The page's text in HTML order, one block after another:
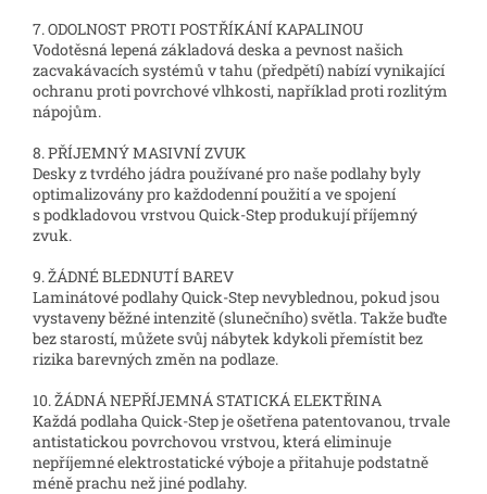
7. ODOLNOST PROTI POSTŘÍKÁNÍ KAPALINOU
Vodotěsná lepená základová deska a pevnost našich
zacvakávacích systémů v tahu (předpětí) nabízí vynikající
ochranu proti povrchové vlhkosti, například proti rozlitým
nápojům.
8. PŘÍJEMNÝ MASIVNÍ ZVUK
Desky z tvrdého jádra používané pro naše podlahy byly
optimalizovány pro každodenní použití a ve spojení
s podkladovou vrstvou Quick-Step produkují příjemný
zvuk.
9. ŽÁDNÉ BLEDNUTÍ BAREV
Laminátové podlahy Quick-Step nevyblednou, pokud jsou
vystaveny běžné intenzitě (slunečního) světla. Takže buďte
bez starostí, můžete svůj nábytek kdykoli přemístit bez
rizika barevných změn na podlaze.
10. ŽÁDNÁ NEPŘÍJEMNÁ STATICKÁ ELEKTŘINA
Každá podlaha Quick-Step je ošetřena patentovanou, trvale
antistatickou povrchovou vrstvou, která eliminuje
nepříjemné elektrostatické výboje a přitahuje podstatně
méně prachu než jiné podlahy.